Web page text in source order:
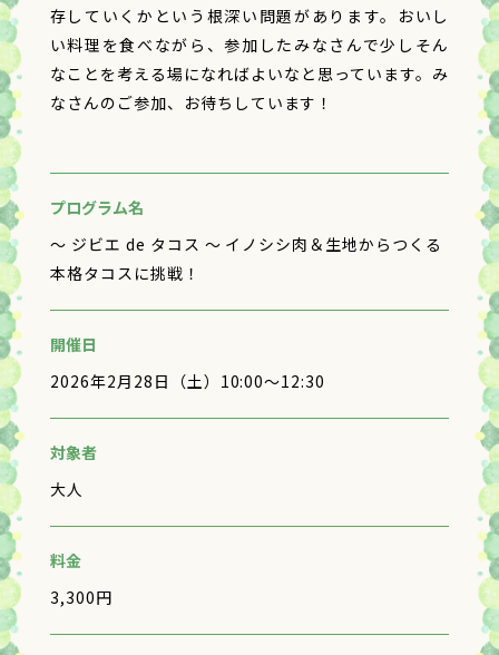
存していくかという根深い問題があります。おいし
い料理を食べながら、参加したみなさんで少しそん
なことを考える場になればよいなと思っています。み
なさんのご参加、お待ちしています！
プログラム名
～ ジビエ de タコス ～ イノシシ肉＆生地からつくる
本格タコスに挑戦！
開催日
2026年2月28日（土）10:00～12:30
対象者
大人
料金
3,300円